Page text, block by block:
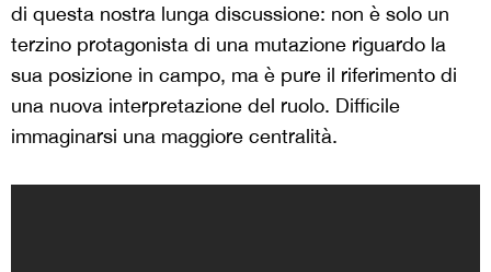
di questa nostra lunga discussione: non è solo un
terzino protagonista di una mutazione riguardo la
sua posizione in campo, ma è pure il riferimento di
una nuova interpretazione del ruolo. Difficile
immaginarsi una maggiore centralità.